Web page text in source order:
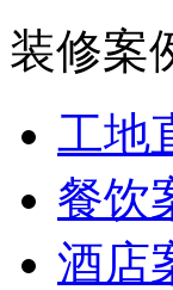
装修案
工地
餐饮
酒店